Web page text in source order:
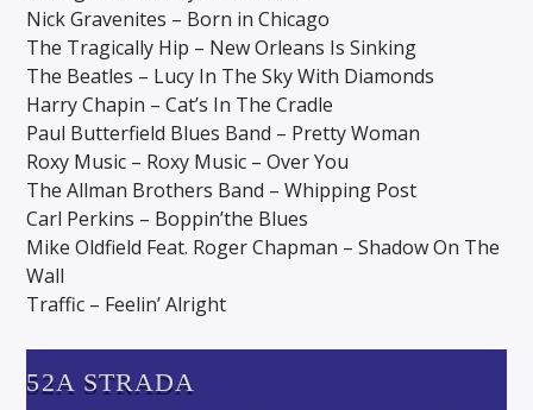
Nick Gravenites – Born in Chicago
The Tragically Hip – New Orleans Is Sinking
The Beatles – Lucy In The Sky With Diamonds
Harry Chapin – Cat’s In The Cradle
Paul Butterfield Blues Band – Pretty Woman
Roxy Music – Roxy Music – Over You
The Allman Brothers Band – Whipping Post
Carl Perkins – Boppin’the Blues
Mike Oldfield Feat. Roger Chapman – Shadow On The
Wall
Traffic – Feelin’ Alright
52A STRADA